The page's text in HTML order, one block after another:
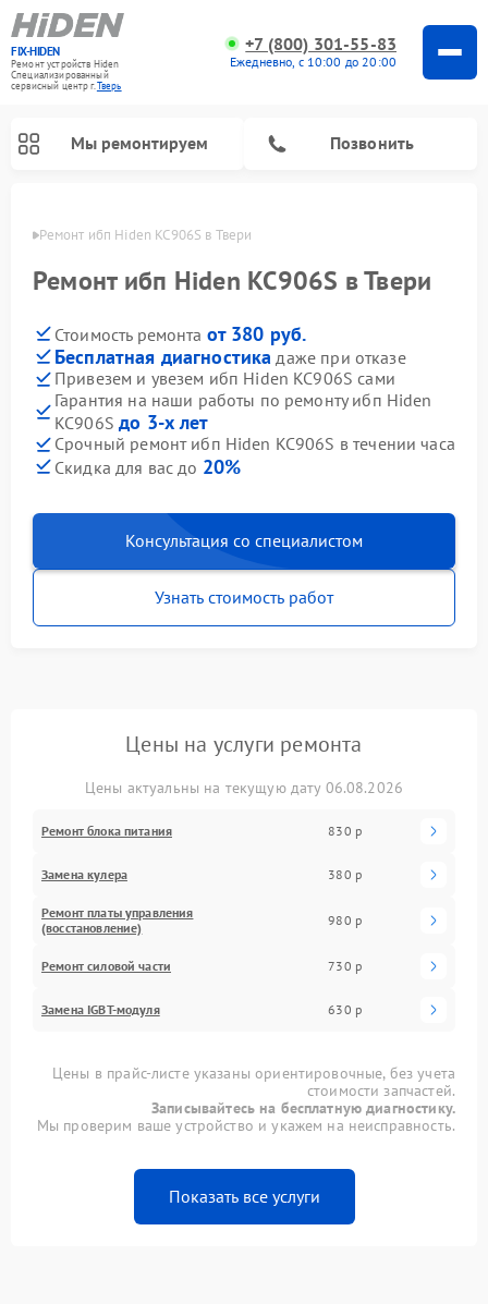
FIX-HIDEN
Ремонт устройств Hiden
Специализированный
cервисный центр г.Тверь
+7 (800) 301-55-83
Ежедневно, с 10:00 до 20:00
Мы ремонтируем Позвонить
Ремонт ибп Hiden KC906S в Твери
Ремонт ибп Hiden KC906S в Твери
Стоимость ремонта от 380 руб.
Бесплатная диагностика даже при отказе
Привезем и увезем ибп Hiden KC906S сами
Гарантия на наши работы по ремонту ибп Hiden
KC906Sдо 3-х лет
Срочный ремонт ибп Hiden KC906S в течении часа
Скидка для вас до 20%
Консультация со специалистом
Узнать стоимость работ
Цены на услуги ремонта
Цены актуальны на текущую дату 06.08.2026
Ремонт блока питания 830 р
Замена кулера 380 р
Ремонт платы управления
(восстановление)
980 р
Ремонт силовой части 730 р
Замена IGBT-модуля 630 р
Цены в прайс-листе указаны ориентировочные, без учета
стоимости запчастей.
Записывайтесь на бесплатную диагностику.
Мы проверим ваше устройство и укажем на неисправность.
Показать все услуги